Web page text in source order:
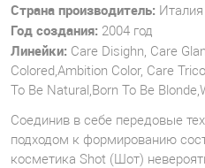
Страна производитель: Италия
Год создания: 2004 год
Линейки: Care Disighn, Care
Colored,Ambition Color, Care
To Be Natural,Born To Be
Соединив в себе передовые
подходом к формированию
косметика Shot (Шот)